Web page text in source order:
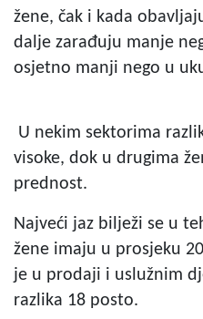
žene, čak i kada
dalje zarađuju manje
osjetno manji nego u
U nekim sektorima
visoke, dok u drugima
prednost.
Najveći jaz bilježi se u
žene imaju u prosjeku
je u prodaji i uslužnim
razlika 18 posto.